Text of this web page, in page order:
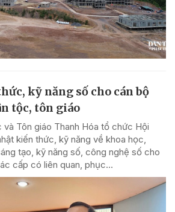
kỹ năng số cho cán bộ
tộc, tôn giáo
và Tôn giáo Thanh Hóa tổ chức Hội
kiến thức, kỹ năng về khoa học,
tạo, kỹ năng số, công nghệ số cho
cấp có liên quan, phục...